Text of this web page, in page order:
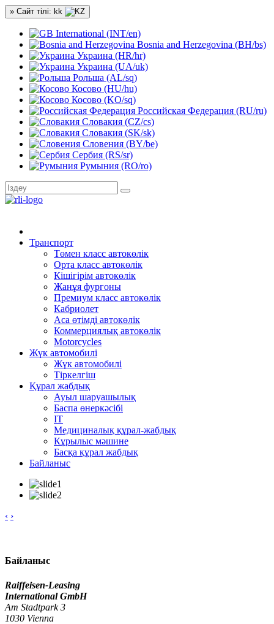
» Сайт тілі: kk
International (INT/en)
Bosnia and Herzegovina (BH/bs)
Украина (HR/hr)
Украина (UA/uk)
Рольша (AL/sq)
Косово (HU/hu)
Косово (KO/sq)
Российская Федерация (RU/ru)
Словакия (CZ/cs)
Словакия (SK/sk)
Словения (BY/be)
Сербия (RS/sr)
Румыния (RO/ro)
Транспорт
Төмен класс автокөлік
Орта класс автокөлік
Кішігірім автокөлік
Жанұя фургоны
Премиум класс автокөлік
Кабриолет
Аса өтімді автокөлік
Коммерциялық автокөлік
Motorcycles
Жүк автомобилі
Жүк автомобилі
Тіркелгіш
Құрал жабдық
Ауыл шаруашылық
Баспа өнеркәсібі
IT
Медициналық құрал-жабдық
Кұрылыс мәшине
Басқа құрал жабдық
Байланыс
‹ ›
Байланыс
Raiffeisen-Leasing
International GmbH
Am Stadtpark 3
1030 Vienna